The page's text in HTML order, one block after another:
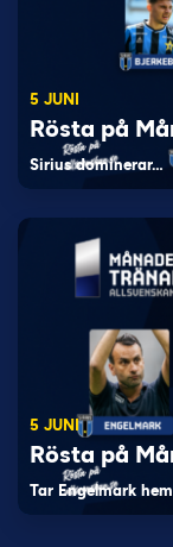
5 JUNI
Rösta på
Sirius dominerar…
5 JUNI
Rösta på
Tar Engelmark